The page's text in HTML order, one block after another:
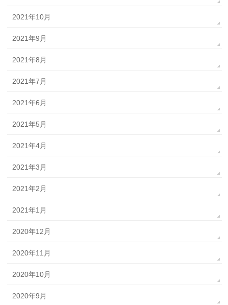
2021年10月
2021年9月
2021年8月
2021年7月
2021年6月
2021年5月
2021年4月
2021年3月
2021年2月
2021年1月
2020年12月
2020年11月
2020年10月
2020年9月